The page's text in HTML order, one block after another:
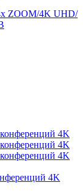
ZOOM/4K UHD/
4K